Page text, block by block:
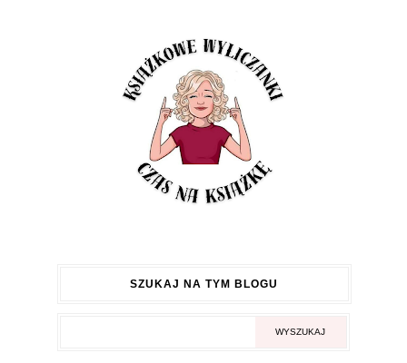
SZUKAJ NA TYM BLOGU